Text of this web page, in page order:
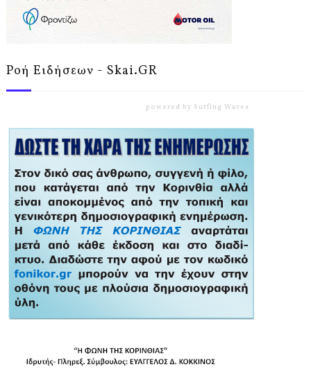
Ροή Ειδήσεων - Skai.GR
powered by Surfing Waves